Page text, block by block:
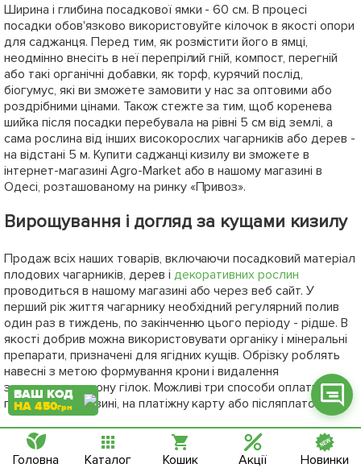
Ширина і глибина посадкової ямки - 60 см. В процесі
посадки обов'язково використовуйте кілочок в якості опори
для саджанця. Перед тим, як розмістити його в ямці,
неодмінно внесіть в неї перепрілий гній, компост, перегній
або такі органічні добавки, як торф, курячий послід,
біогумус, які ви зможете замовити у нас за оптовими або
роздрібними цінами. Також стежте за тим, щоб коренева
шийка після посадки перебувала на рівні 5 см від землі, а
сама рослина від інших високорослих чагарників або дерев -
на відстані 5 м. Купити саджанці кизилу ви зможете в
інтернет-магазині Agro-Market або в нашому магазині в
Одесі, розташованому на ринку «Привоз».
Вирощування і догляд за кущами кизилу
Продаж всіх наших товарів, включаючи посадковий матеріал
плодових чагарників, дерев і декоративних рослин
проводиться в нашому магазині або через веб сайт. У
перший рік життя чагарнику необхідний регулярний полив
один раз в тиждень, по закінченню цього періоду - рідше. В
якості добрив можна використовувати органіку і мінеральні
препарати, призначені для ягідних кущів. Обрізку роблять
навесні з метою формування крони і видалення
загущающих крону гілок. Можливі три способи оплати:
готівкою в магазині, на платіжну карту або післяплатою.
Вибирайте щеплені саджанці кизилу за найвигіднішою ціною
в каталозі Agro-Market - вирощуйте кримську дивину в
будь-якому регіоні нашої
Телеграм
Вайбер
Інстаграм
Онлайн чат
ВАШ КОД
НА 450грн
Головна Каталог Кошик Акції Новинки